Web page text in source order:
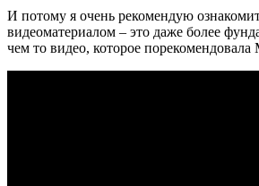
И потому я очень рекомендую
видеоматериалом – это даже более
чем то видео, которое